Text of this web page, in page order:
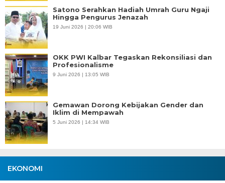
Satono Serahkan Hadiah Umrah Guru Ngaji
Hingga Pengurus Jenazah
19 Juni 2026 | 20:06 WIB
OKK PWI Kalbar Tegaskan Rekonsiliasi dan
Profesionalisme
9 Juni 2026 | 13:05 WIB
Gemawan Dorong Kebijakan Gender dan
Iklim di Mempawah
5 Juni 2026 | 14:34 WIB
EKONOMI